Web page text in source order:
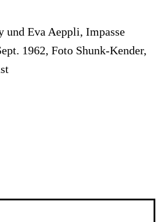
und Eva Aeppli, Impasse
1962, Foto Shunk-Kender,